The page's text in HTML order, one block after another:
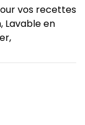
vos recettes
Lavable en